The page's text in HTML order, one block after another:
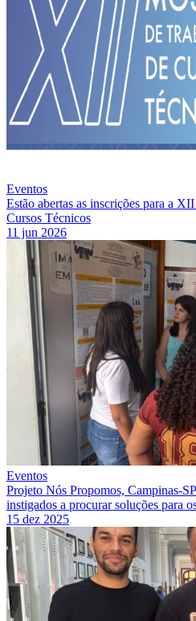
Eventos
Estão abertas as inscrições para a
Cursos Técnicos
11 jun 2026
Eventos
Projeto Nós Propomos, Campinas-
instigados a procurar soluções para
15 dez 2025